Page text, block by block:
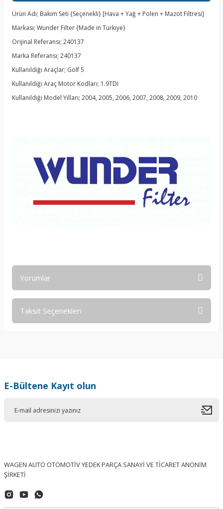
Ürün Adı; Bakım Seti {Seçenekli} [Hava + Yağ + Polen + Mazot Filtresi]
Markası; Wunder Filter {Made in Turkiye}
Orijinal Referansı; 240137
Marka Referansı; 240137
Kullanıldığı Araçlar; Golf 5
Kullanıldığı Araç Motor Kodları; 1.9TDI
Kullanıldığı Model Yılları; 2004, 2005, 2006, 2007, 2008, 2009, 2010
Yorumlar
Taksit Seçenekleri
E-Bültene Kayıt olun
WAGEN AUTO OTOMOTİV YEDEK PARÇA SANAYİ VE TİCARET ANONİM
ŞİRKETİ